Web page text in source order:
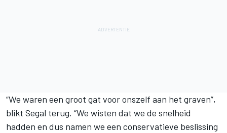
“We waren een groot gat voor onszelf aan het graven”,
blikt Segal terug. “We wisten dat we de snelheid
hadden en dus namen we een conservatieve beslissing